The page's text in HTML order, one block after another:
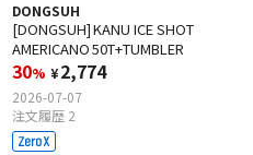
DONGSUH
[DONGSUH] KANU ICE SHOT
AMERICANO 50T+TUMBLER
30% ¥2,774
2026-07-07
注文履歴 2